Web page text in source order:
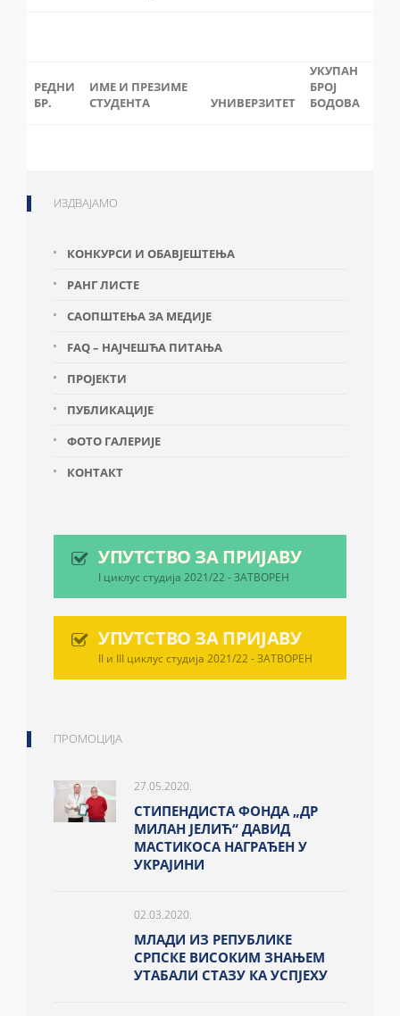
РЕДНИ
БР.
ИМЕ И ПРЕЗИМЕ
СТУДЕНТА
УНИВЕРЗИТЕТ
УКУПАН
БРОЈ
БОДОВА
ИЗДВАЈАМО
КОНКУРСИ И ОБАВЈЕШТЕЊА
РАНГ ЛИСТЕ
САОПШТЕЊА ЗА МЕДИЈЕ
FAQ – НАЈЧЕШЋА ПИТАЊА
ПРОЈЕКТИ
ПУБЛИКАЦИЈЕ
ФОТО ГАЛЕРИЈЕ
КОНТАКТ
УПУТСТВО ЗА ПРИЈАВУ
I циклус студија 2021/22 - ЗАТВОРЕН
УПУТСТВО ЗА ПРИЈАВУ
II и III циклус студија 2021/22 - ЗАТВОРЕН
ПРОМОЦИЈА
27.05.2020.
СТИПЕНДИСТА ФОНДА „ДР
МИЛАН ЈЕЛИЋ“ ДАВИД
МАСТИКОСА НАГРАЂЕН У
УКРАЈИНИ
02.03.2020.
МЛАДИ ИЗ РЕПУБЛИКЕ
СРПСКЕ ВИСОКИМ ЗНАЊЕМ
УТАБАЛИ СТАЗУ КА УСПЈЕХУ